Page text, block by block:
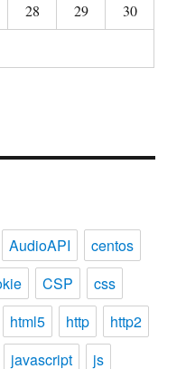
28 29
30
AudioAPI
centos
CSP
css
html5 http
http2
javascript
js